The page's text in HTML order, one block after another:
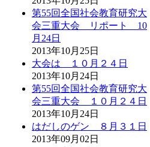
第55回全国社会教育研究大
会三重大会 リポート 10
月24日
2013年10月25日
大会は １０月２４日
2013年10月24日
第55回全国社会教育研究大
会三重大会 １０月２４日
2013年10月24日
はだしのゲン ８月３１日
2013年09月02日